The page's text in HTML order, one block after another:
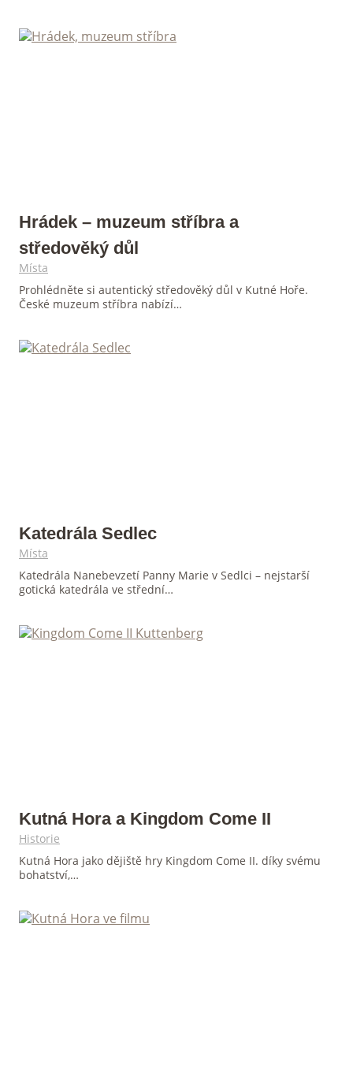
Hrádek – muzeum stříbra a
středověký důl
Místa
Prohlédněte si autentický středověký důl v Kutné Hoře.
České muzeum stříbra nabízí…
Katedrála Sedlec
Místa
Katedrála Nanebevzetí Panny Marie v Sedlci – nejstarší
gotická katedrála ve střední…
Kutná Hora a Kingdom Come II
Historie
Kutná Hora jako dějiště hry Kingdom Come II. díky svému
bohatství,…